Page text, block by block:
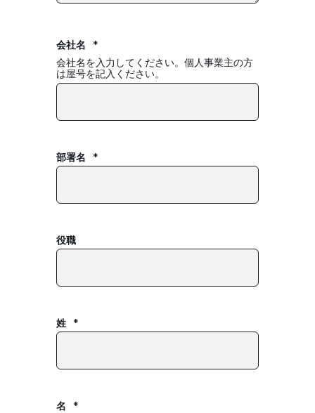
会社名
*
会社名を入力してください。個人事業主の方
は屋号を記入ください。
部署名 *
役職
姓 *
名 *